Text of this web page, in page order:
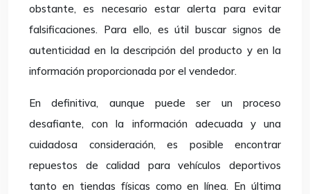
obstante, es necesario estar alerta para evitar
falsificaciones. Para ello, es útil buscar signos de
autenticidad en la descripción del producto y en la
información proporcionada por el vendedor.
En definitiva, aunque puede ser un proceso
desafiante, con la información adecuada y una
cuidadosa consideración, es posible encontrar
repuestos de calidad para vehículos deportivos
tanto en tiendas físicas como en línea. En última